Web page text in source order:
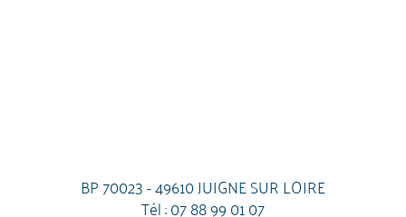
BP 70023 - 49610 JUIGNE SUR LOIRE
Tél :07 88 99 01 07